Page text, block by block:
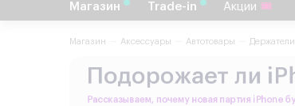
Магазин Trade-in Акции
Магазин Аксессуары Автотовары Держатели